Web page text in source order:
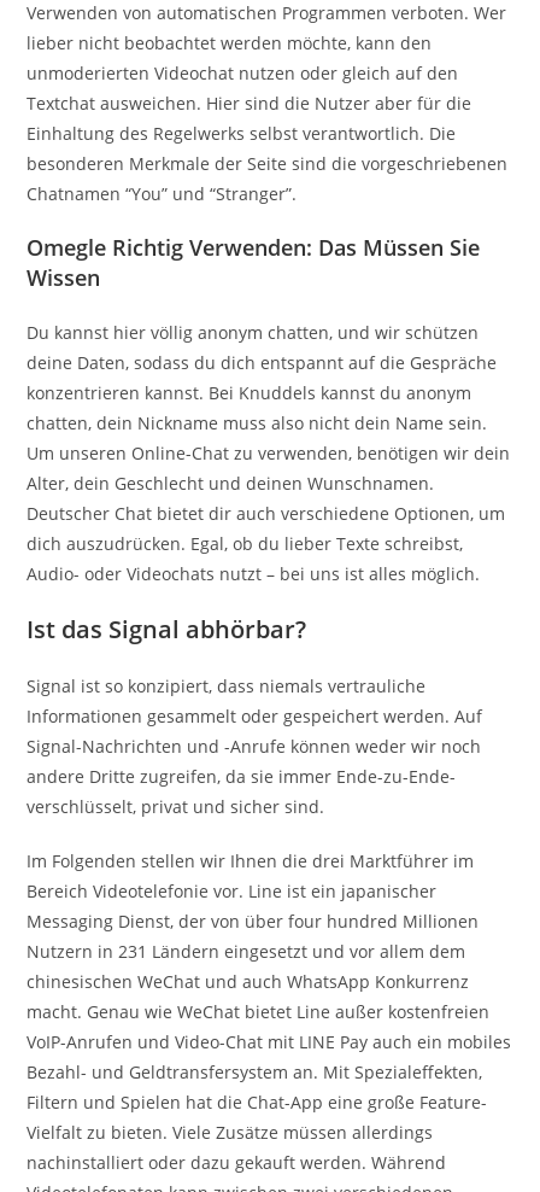
Verwenden von automatischen Programmen verboten. Wer
lieber nicht beobachtet werden möchte, kann den
unmoderierten Videochat nutzen oder gleich auf den
Textchat ausweichen. Hier sind die Nutzer aber für die
Einhaltung des Regelwerks selbst verantwortlich. Die
besonderen Merkmale der Seite sind die vorgeschriebenen
Chatnamen “You” und “Stranger”.
Omegle Richtig Verwenden: Das Müssen Sie
Wissen
Du kannst hier völlig anonym chatten, und wir schützen
deine Daten, sodass du dich entspannt auf die Gespräche
konzentrieren kannst. Bei Knuddels kannst du anonym
chatten, dein Nickname muss also nicht dein Name sein.
Um unseren Online-Chat zu verwenden, benötigen wir dein
Alter, dein Geschlecht und deinen Wunschnamen.
Deutscher Chat bietet dir auch verschiedene Optionen, um
dich auszudrücken. Egal, ob du lieber Texte schreibst,
Audio- oder Videochats nutzt – bei uns ist alles möglich.
Ist das Signal abhörbar?
Signal ist so konzipiert, dass niemals vertrauliche
Informationen gesammelt oder gespeichert werden. Auf
Signal-Nachrichten und -Anrufe können weder wir noch
andere Dritte zugreifen, da sie immer Ende-zu-Ende-
verschlüsselt, privat und sicher sind.
Im Folgenden stellen wir Ihnen die drei Marktführer im
Bereich Videotelefonie vor. Line ist ein japanischer
Messaging Dienst, der von über four hundred Millionen
Nutzern in 231 Ländern eingesetzt und vor allem dem
chinesischen WeChat und auch WhatsApp Konkurrenz
macht. Genau wie WeChat bietet Line außer kostenfreien
VoIP-Anrufen und Video-Chat mit LINE Pay auch ein mobiles
Bezahl- und Geldtransfersystem an. Mit Spezialeffekten,
Filtern und Spielen hat die Chat-App eine große Feature-
Vielfalt zu bieten. Viele Zusätze müssen allerdings
nachinstalliert oder dazu gekauft werden. Während